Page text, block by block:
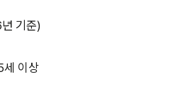
기준)
세 이상